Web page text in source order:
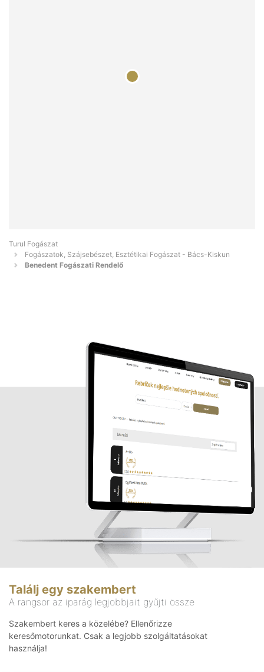
Turul Fogászat
Fogászatok, Szájsebészet, Esztétikai Fogászat - Bács-Kiskun
Benedent Fogászati Rendelő
Találj egy szakembert
A rangsor az iparág legjobbjait gyűjti össze
Szakembert keres a közelébe? Ellenőrizze
keresőmotorunkat. Csak a legjobb szolgáltatásokat
használja!